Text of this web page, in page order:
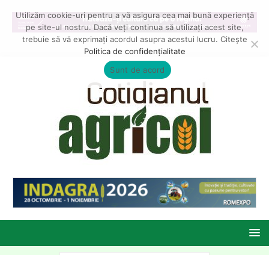
Utilizăm cookie-uri pentru a vă asigura cea mai bună experiență
pe site-ul nostru. Dacă veți continua să utilizați acest site,
trebuie să vă exprimați acordul asupra acestui lucru. Citește
Politica de confidențialitate
Sunt de acord